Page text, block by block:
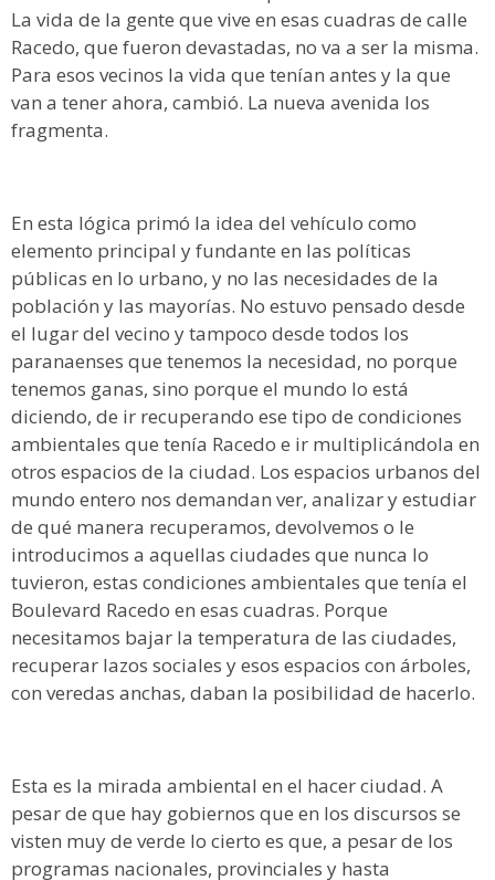
La vida de la gente que vive en esas cuadras de calle
Racedo, que fueron devastadas, no va a ser la misma.
Para esos vecinos la vida que tenían antes y la que
van a tener ahora, cambió. La nueva avenida los
fragmenta.
En esta lógica primó la idea del vehículo como
elemento principal y fundante en las políticas
públicas en lo urbano, y no las necesidades de la
población y las mayorías. No estuvo pensado desde
el lugar del vecino y tampoco desde todos los
paranaenses que tenemos la necesidad, no porque
tenemos ganas, sino porque el mundo lo está
diciendo, de ir recuperando ese tipo de condiciones
ambientales que tenía Racedo e ir multiplicándola en
otros espacios de la ciudad. Los espacios urbanos del
mundo entero nos demandan ver, analizar y estudiar
de qué manera recuperamos, devolvemos o le
introducimos a aquellas ciudades que nunca lo
tuvieron, estas condiciones ambientales que tenía el
Boulevard Racedo en esas cuadras. Porque
necesitamos bajar la temperatura de las ciudades,
recuperar lazos sociales y esos espacios con árboles,
con veredas anchas, daban la posibilidad de hacerlo.
Esta es la mirada ambiental en el hacer ciudad. A
pesar de que hay gobiernos que en los discursos se
visten muy de verde lo cierto es que, a pesar de los
programas nacionales, provinciales y hasta